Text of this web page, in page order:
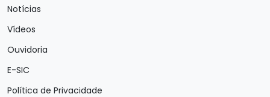
Notícias
Vídeos
Ouvidoria
E-SIC
Política de Privacidade